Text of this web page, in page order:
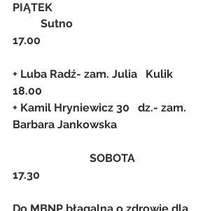
PIĄTEK
          Sutno
17.00
+ Luba Radź- zam. Julia   Kulik
18.00
+ Kamil Hryniewicz 30   dz.- zam.
Barbara Jankowska
SOBOTA
17.30